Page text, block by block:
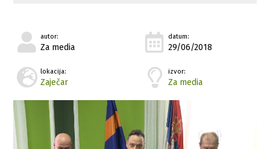
autor:
Za media
datum:
29/06/2018
lokacija:
Zaječar
izvor:
Za media